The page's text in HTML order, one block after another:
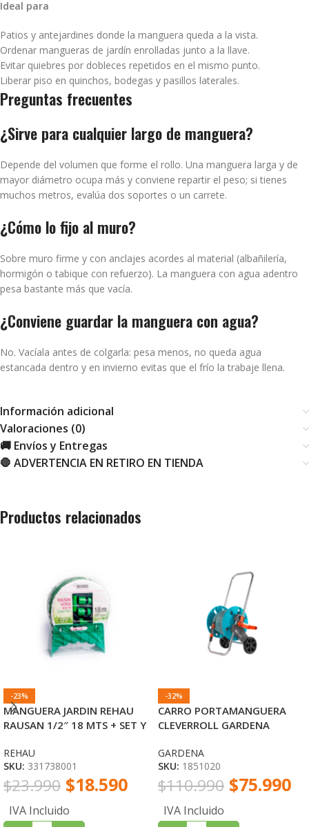
Ideal para
Patios y antejardines donde la manguera queda a la vista.
Ordenar mangueras de jardín enrolladas junto a la llave.
Evitar quiebres por dobleces repetidos en el mismo punto.
Liberar piso en quinchos, bodegas y pasillos laterales.
Preguntas frecuentes
¿Sirve para cualquier largo de manguera?
Depende del volumen que forme el rollo. Una manguera larga y de
mayor diámetro ocupa más y conviene repartir el peso; si tienes
muchos metros, evalúa dos soportes o un carrete.
¿Cómo lo fijo al muro?
Sobre muro firme y con anclajes acordes al material (albañilería,
hormigón o tabique con refuerzo). La manguera con agua adentro
pesa bastante más que vacía.
¿Conviene guardar la manguera con agua?
No. Vacíala antes de colgarla: pesa menos, no queda agua
estancada dentro y en invierno evitas que el frío la trabaje llena.
Información adicional
Valoraciones (0)
🚚 Envíos y Entregas
🛑 ADVERTENCIA EN RETIRO EN TIENDA
Productos relacionados
-23%
MANGUERA JARDIN REHAU
RAUSAN 1/2″ 18 MTS + SET Y
REHAU
SKU: 331738001
$23.990 $18.590
IVA Incluido
-32%
CARRO PORTAMANGUERA
CLEVERROLL GARDENA
GARDENA
SKU: 1851020
$110.990 $75.990
IVA Incluido